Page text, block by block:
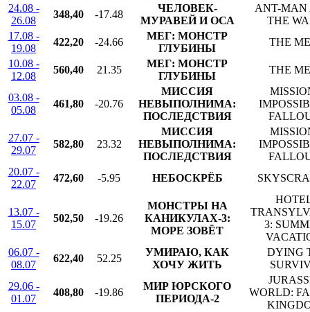
24.08 -
26.08
348,40 -17.48
ЧЕЛОВЕК-
МУРАВЕЙ И ОСА
ANT-MAN
THE
17.08 -
19.08
422,20 -24.66
МЕГ: МОНСТР
ГЛУБИНЫ
THE
10.08 -
12.08
560,40 21.35
МЕГ: МОНСТР
ГЛУБИНЫ
THE
03.08 -
05.08
461,80 -20.76
МИССИЯ
НЕВЫПОЛНИМА:
ПОСЛЕДСТВИЯ
27.07 -
29.07
582,80 23.32
МИССИЯ
НЕВЫПОЛНИМА:
ПОСЛЕДСТВИЯ
20.07 -
22.07
472,60 -5.95 НЕБОСКРЁБ
13.07 -
15.07
502,50 -19.26
МОНСТРЫ НА
КАНИКУЛАХ-3:
МОРЕ ЗОВЁТ
3:
06.07 -
08.07
622,40 52.25
УМИРАЮ, КАК
ХОЧУ ЖИТЬ
DYING
29.06 -
01.07
408,80 -19.86
МИР ЮРСКОГО
ПЕРИОДА-2
WORLD: